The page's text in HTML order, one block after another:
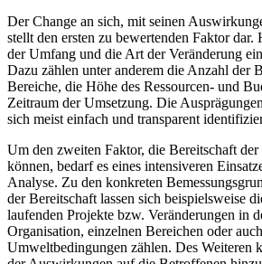
Der Change an sich, mit seinen
stellt den ersten zu bewertenden Faktor
der Umfang und die Art der Veränderung
Dazu zählen unter anderem die Anzahl der
Bereiche, die Höhe des Ressourcen- und
Zeitraum der Umsetzung. Die
sich meist einfach und transparent
Um den zweiten Faktor, die Bereitschaft
können, bedarf es eines intensiveren
Analyse. Zu den konkreten
der Bereitschaft lassen sich beispielsweise
laufenden Projekte bzw. Veränderungen in
Organisation, einzelnen Bereichen oder
Umweltbedingungen zählen. Des Weiteren